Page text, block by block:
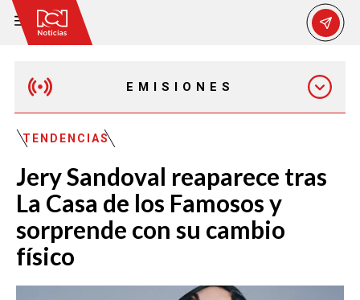
EMISIONES
EMISIÓN 12:30 PM
EMISIÓN 7:00 PM
EMISIÓN 11:30 PM
TENDENCIAS
Jery Sandoval reaparece tras
La Casa de los Famosos y
sorprende con su cambio
físico